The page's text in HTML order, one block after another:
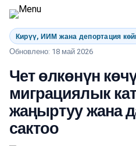
Кирүү, ИИМ жана депортация
Обновлено: 18 май 2026
Чет өлкөнүн
миграциялык
жаңыртуу жана
сактоо